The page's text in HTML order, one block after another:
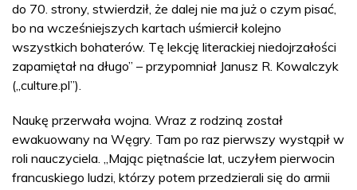
do 70. strony, stwierdził, że dalej nie ma już o czym pisać,
bo na wcześniejszych kartach uśmiercił kolejno
wszystkich bohaterów. Tę lekcję literackiej niedojrzałości
zapamiętał na długo” – przypomniał Janusz R. Kowalczyk
(„culture.pl”).
Naukę przerwała wojna. Wraz z rodziną został
ewakuowany na Węgry. Tam po raz pierwszy wystąpił w
roli nauczyciela. „Mając piętnaście lat, uczyłem pierwocin
francuskiego ludzi, którzy potem przedzierali się do armii